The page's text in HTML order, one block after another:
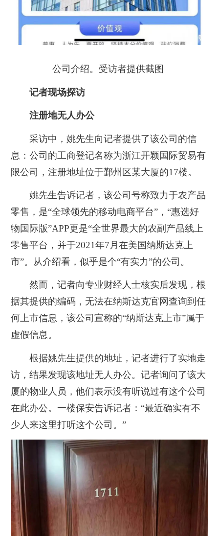
公司介绍。受访者提供截图
记者现场探访
注册地无人办公
采访中，姚先生向记者提供了该公司的信
息：公司的工商登记名称为浙江开颖国际贸易有
限公司，注册地址位于鄞州区某大厦的17楼。
姚先生告诉记者，该公司号称致力于农产品
零售， 是“全球领先的移动电商平台” ， “惠选好
物国际版”APP更是“全世界最大的农副产品线上
零售平台， 并于2021年7月在美国纳斯达克上
市”。 从介绍看，似乎是个“有实力”的公司。
然而，记者向专业财经人士核实后发现，根
据其提供的编码，无法在纳斯达克官网查询到任
何上市信息，该公司宣称的“纳斯达克上市”属于
虚假信息。
根据姚先生提供的地址，记者进行了实地走
访，结果发现该地址无人办公。记者询问了该大
厦的物业人员，他们表示没有听说过有这个公司
在此办公。一楼保安告诉记者：“最近确实有不
少人来这里打听这个公司。”